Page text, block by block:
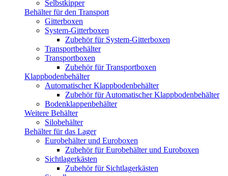
Selbstkipper
Behälter für den Transport
Gitterboxen
System-Gitterboxen
Zubehör für System-Gitterboxen
Transportbehälter
Transportboxen
Zubehör für Transportboxen
Klappbodenbehälter
Automatischer Klappbodenbehälter
Zubehör für Automatischer Klappbodenbehälter
Bodenklappenbehälter
Weitere Behälter
Silobehälter
Behälter für das Lager
Eurobehälter und Euroboxen
Zubehör für Eurobehälter und Euroboxen
Sichtlagerkästen
Zubehör für Sichtlagerkästen